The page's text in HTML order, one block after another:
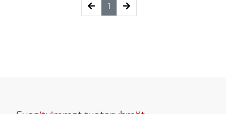
1 (current)